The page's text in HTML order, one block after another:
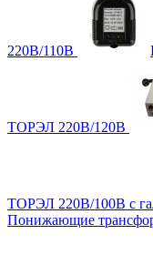
220В/110В
ТОРЭЛ 220В/120В
ТОРЭЛ 220В/100В с
Понижающие